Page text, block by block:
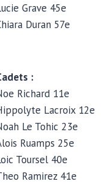
Grave 45e
Duran 57e
:
Richard 11e
Lacroix 12e
Le Tohic 23e
Ruamps 25e
Toursel 40e
Ramirez 41e